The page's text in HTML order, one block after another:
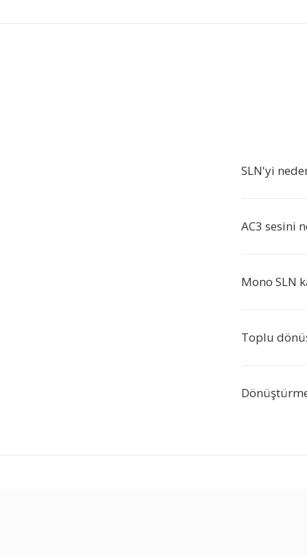
SLN'yi
AC3 sesini
Mono SLN
Toplu